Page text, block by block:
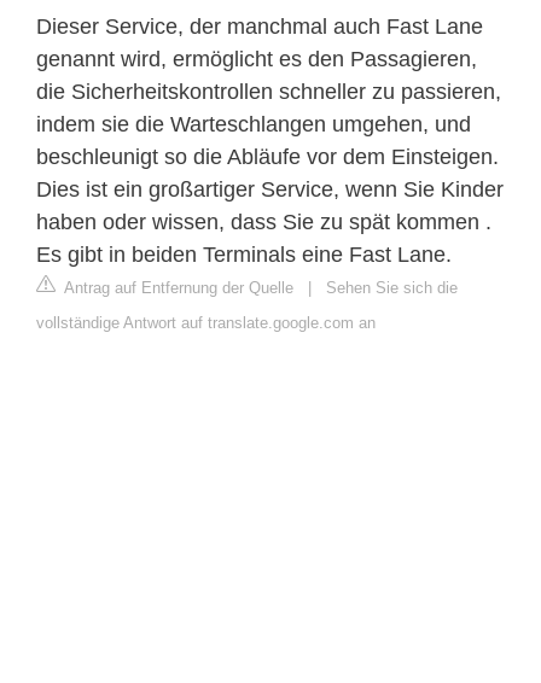
Dieser Service, der manchmal auch Fast Lane
genannt wird, ermöglicht es den Passagieren,
die Sicherheitskontrollen schneller zu passieren,
indem sie die Warteschlangen umgehen, und
beschleunigt so die Abläufe vor dem Einsteigen.
Dies ist ein großartiger Service, wenn Sie Kinder
haben oder wissen, dass Sie zu spät kommen .
Es gibt in beiden Terminals eine Fast Lane.
Antrag auf Entfernung der Quelle | Sehen Sie sich die
vollständige Antwort auf translate.google.com an